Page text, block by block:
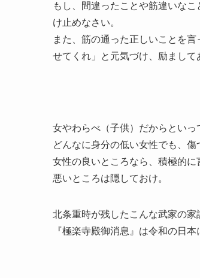
もし、間違ったことや筋違いな
け止めなさい。
また、筋の通った正しいことを
せてくれ」と元気づけ、励まして
女やわらべ（子供）だからといっ
どんなに身分の低い女性でも、
女性の良いところなら、積極的に
悪いところは隠しておけ。
北条重時が残したこんな武家の家
『極楽寺殿御消息』は令和の日本